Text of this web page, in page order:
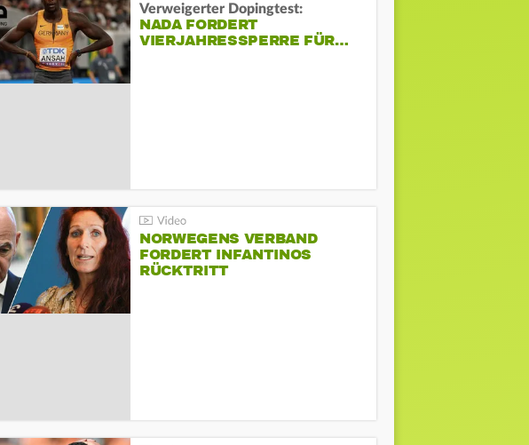
Verweigerter Dopingtest:
NADA FORDERT
VIERJAHRESSPERRE FÜR…
NORWEGENS VERBAND
FORDERT INFANTINOS
RÜCKTRITT